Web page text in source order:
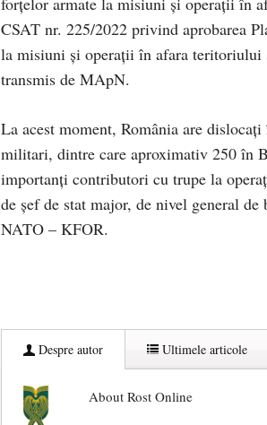
CSAT nr. 225/2022 privind aprobarea
la misiuni şi operaţii în afara teritoriului
transmis de MApN.
La acest moment, România are
militari, dintre care aproximativ 250 în
importanți contributori cu trupe la
de șef de stat major, de nivel general
NATO – KFOR.
Despre autor Ultimele articole
About Rost Online